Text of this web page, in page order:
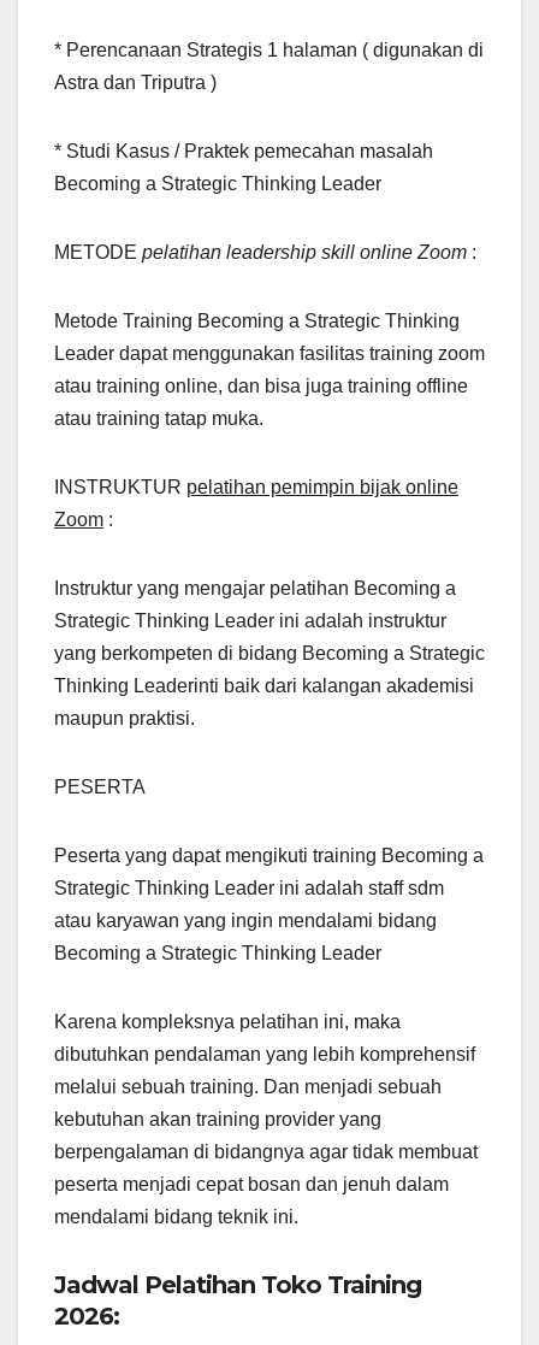
* Perencanaan Strategis 1 halaman ( digunakan di
Astra dan Triputra )
* Studi Kasus / Praktek pemecahan masalah
Becoming a Strategic Thinking Leader
METODE pelatihan leadership skill online Zoom :
Metode Training Becoming a Strategic Thinking
Leader dapat menggunakan fasilitas training zoom
atau training online, dan bisa juga training offline
atau training tatap muka.
INSTRUKTUR pelatihan pemimpin bijak online
Zoom :
Instruktur yang mengajar pelatihan Becoming a
Strategic Thinking Leader ini adalah instruktur
yang berkompeten di bidang Becoming a Strategic
Thinking Leaderinti baik dari kalangan akademisi
maupun praktisi.
PESERTA
Peserta yang dapat mengikuti training Becoming a
Strategic Thinking Leader ini adalah staff sdm
atau karyawan yang ingin mendalami bidang
Becoming a Strategic Thinking Leader
Karena kompleksnya pelatihan ini, maka
dibutuhkan pendalaman yang lebih komprehensif
melalui sebuah training. Dan menjadi sebuah
kebutuhan akan training provider yang
berpengalaman di bidangnya agar tidak membuat
peserta menjadi cepat bosan dan jenuh dalam
mendalami bidang teknik ini.
Jadwal Pelatihan Toko Training
2026: